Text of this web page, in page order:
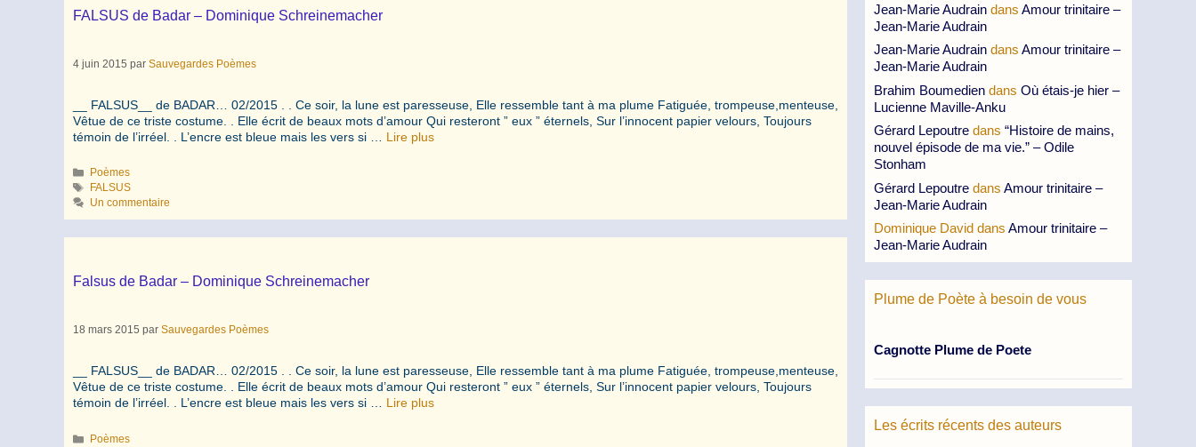
FALSUS de Badar – Dominique Schreinemacher
4 juin 2015 par Sauvegardes Poèmes
__ FALSUS__ de BADAR… 02/2015 . . Ce soir, la lune est paresseuse, Elle ressemble tant à ma plume Fatiguée, trompeuse,menteuse,
Vêtue de ce triste costume. . Elle écrit de beaux mots d’amour Qui resteront ” eux ” éternels, Sur l’innocent papier velours, Toujours
témoin de l’irréel. . L’encre est bleue mais les vers si … Lire plus
Catégories
Poèmes
Étiquettes
FALSUS
Un commentaire
Falsus de Badar – Dominique Schreinemacher
18 mars 2015 par Sauvegardes Poèmes
__ FALSUS__ de BADAR… 02/2015 . . Ce soir, la lune est paresseuse, Elle ressemble tant à ma plume Fatiguée, trompeuse,menteuse,
Vêtue de ce triste costume. . Elle écrit de beaux mots d’amour Qui resteront ” eux ” éternels, Sur l’innocent papier velours, Toujours
témoin de l’irréel. . L’encre est bleue mais les vers si … Lire plus
Catégories
Poèmes
Jean-Marie Audrain dans Amour trinitaire –
Jean-Marie Audrain
Jean-Marie Audrain dans Amour trinitaire –
Jean-Marie Audrain
Brahim Boumedien dans Où étais-je hier –
Lucienne Maville-Anku
Gérard Lepoutre dans “Histoire de mains,
nouvel épisode de ma vie.” – Odile
Stonham
Gérard Lepoutre dans Amour trinitaire –
Jean-Marie Audrain
Dominique David dans Amour trinitaire –
Jean-Marie Audrain
Plume de Poète à besoin de vous
Cagnotte Plume de Poete
Les écrits récents des auteurs